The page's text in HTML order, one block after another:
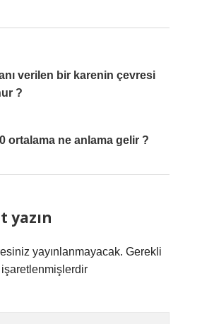
verilen bir karenin çevresi
?
ortalama ne anlama gelir ?
yazın
yayınlanmayacak. Gerekli